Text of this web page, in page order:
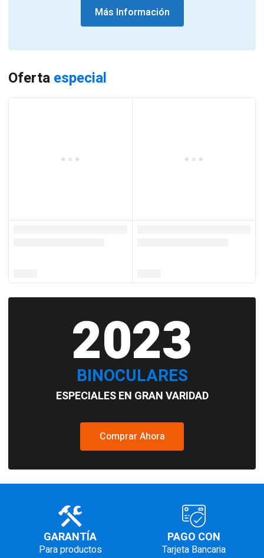
Más Información
Oferta especial
2023
BINOCULARES
ESPECIALES EN GRAN VARIDAD
Comprar Ahora
GARANTÍA
Para productos
PAGO CON
Tarjeta Bancaria